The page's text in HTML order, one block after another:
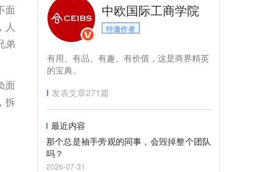
面
人
弟
面
拆
中欧国际工商学院
特邀作者
有用、有品、有趣、有价值，这是商界精英
的宝典。
发表文章271篇
最近内容
那个总是袖手旁观的同事，会毁掉整个团队
吗？
2026-07-31